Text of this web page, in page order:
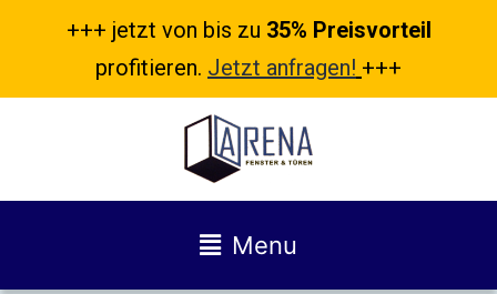
+++ jetzt von bis zu 35% Preisvorteil
profitieren. Jetzt anfragen! +++
Menu